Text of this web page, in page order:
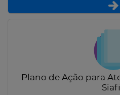
Plano de Ação para